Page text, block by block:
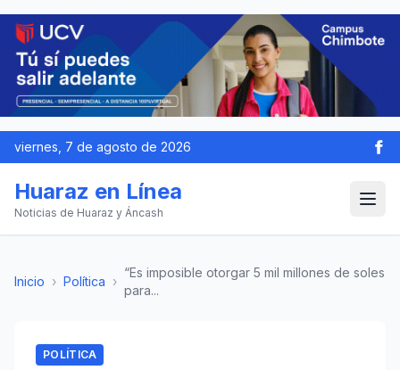
viernes, 7 de agosto de 2026
Huaraz en Línea
Noticias de Huaraz y Áncash
Inicio › Política ›
“Es imposible otorgar 5 mil millones de soles
para...
POLÍTICA